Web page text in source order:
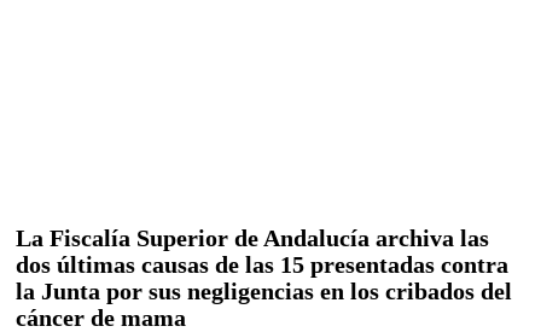
La Fiscalía Superior de Andalucía archiva las
dos últimas causas de las 15 presentadas contra
la Junta por sus negligencias en los cribados del
cáncer de mama